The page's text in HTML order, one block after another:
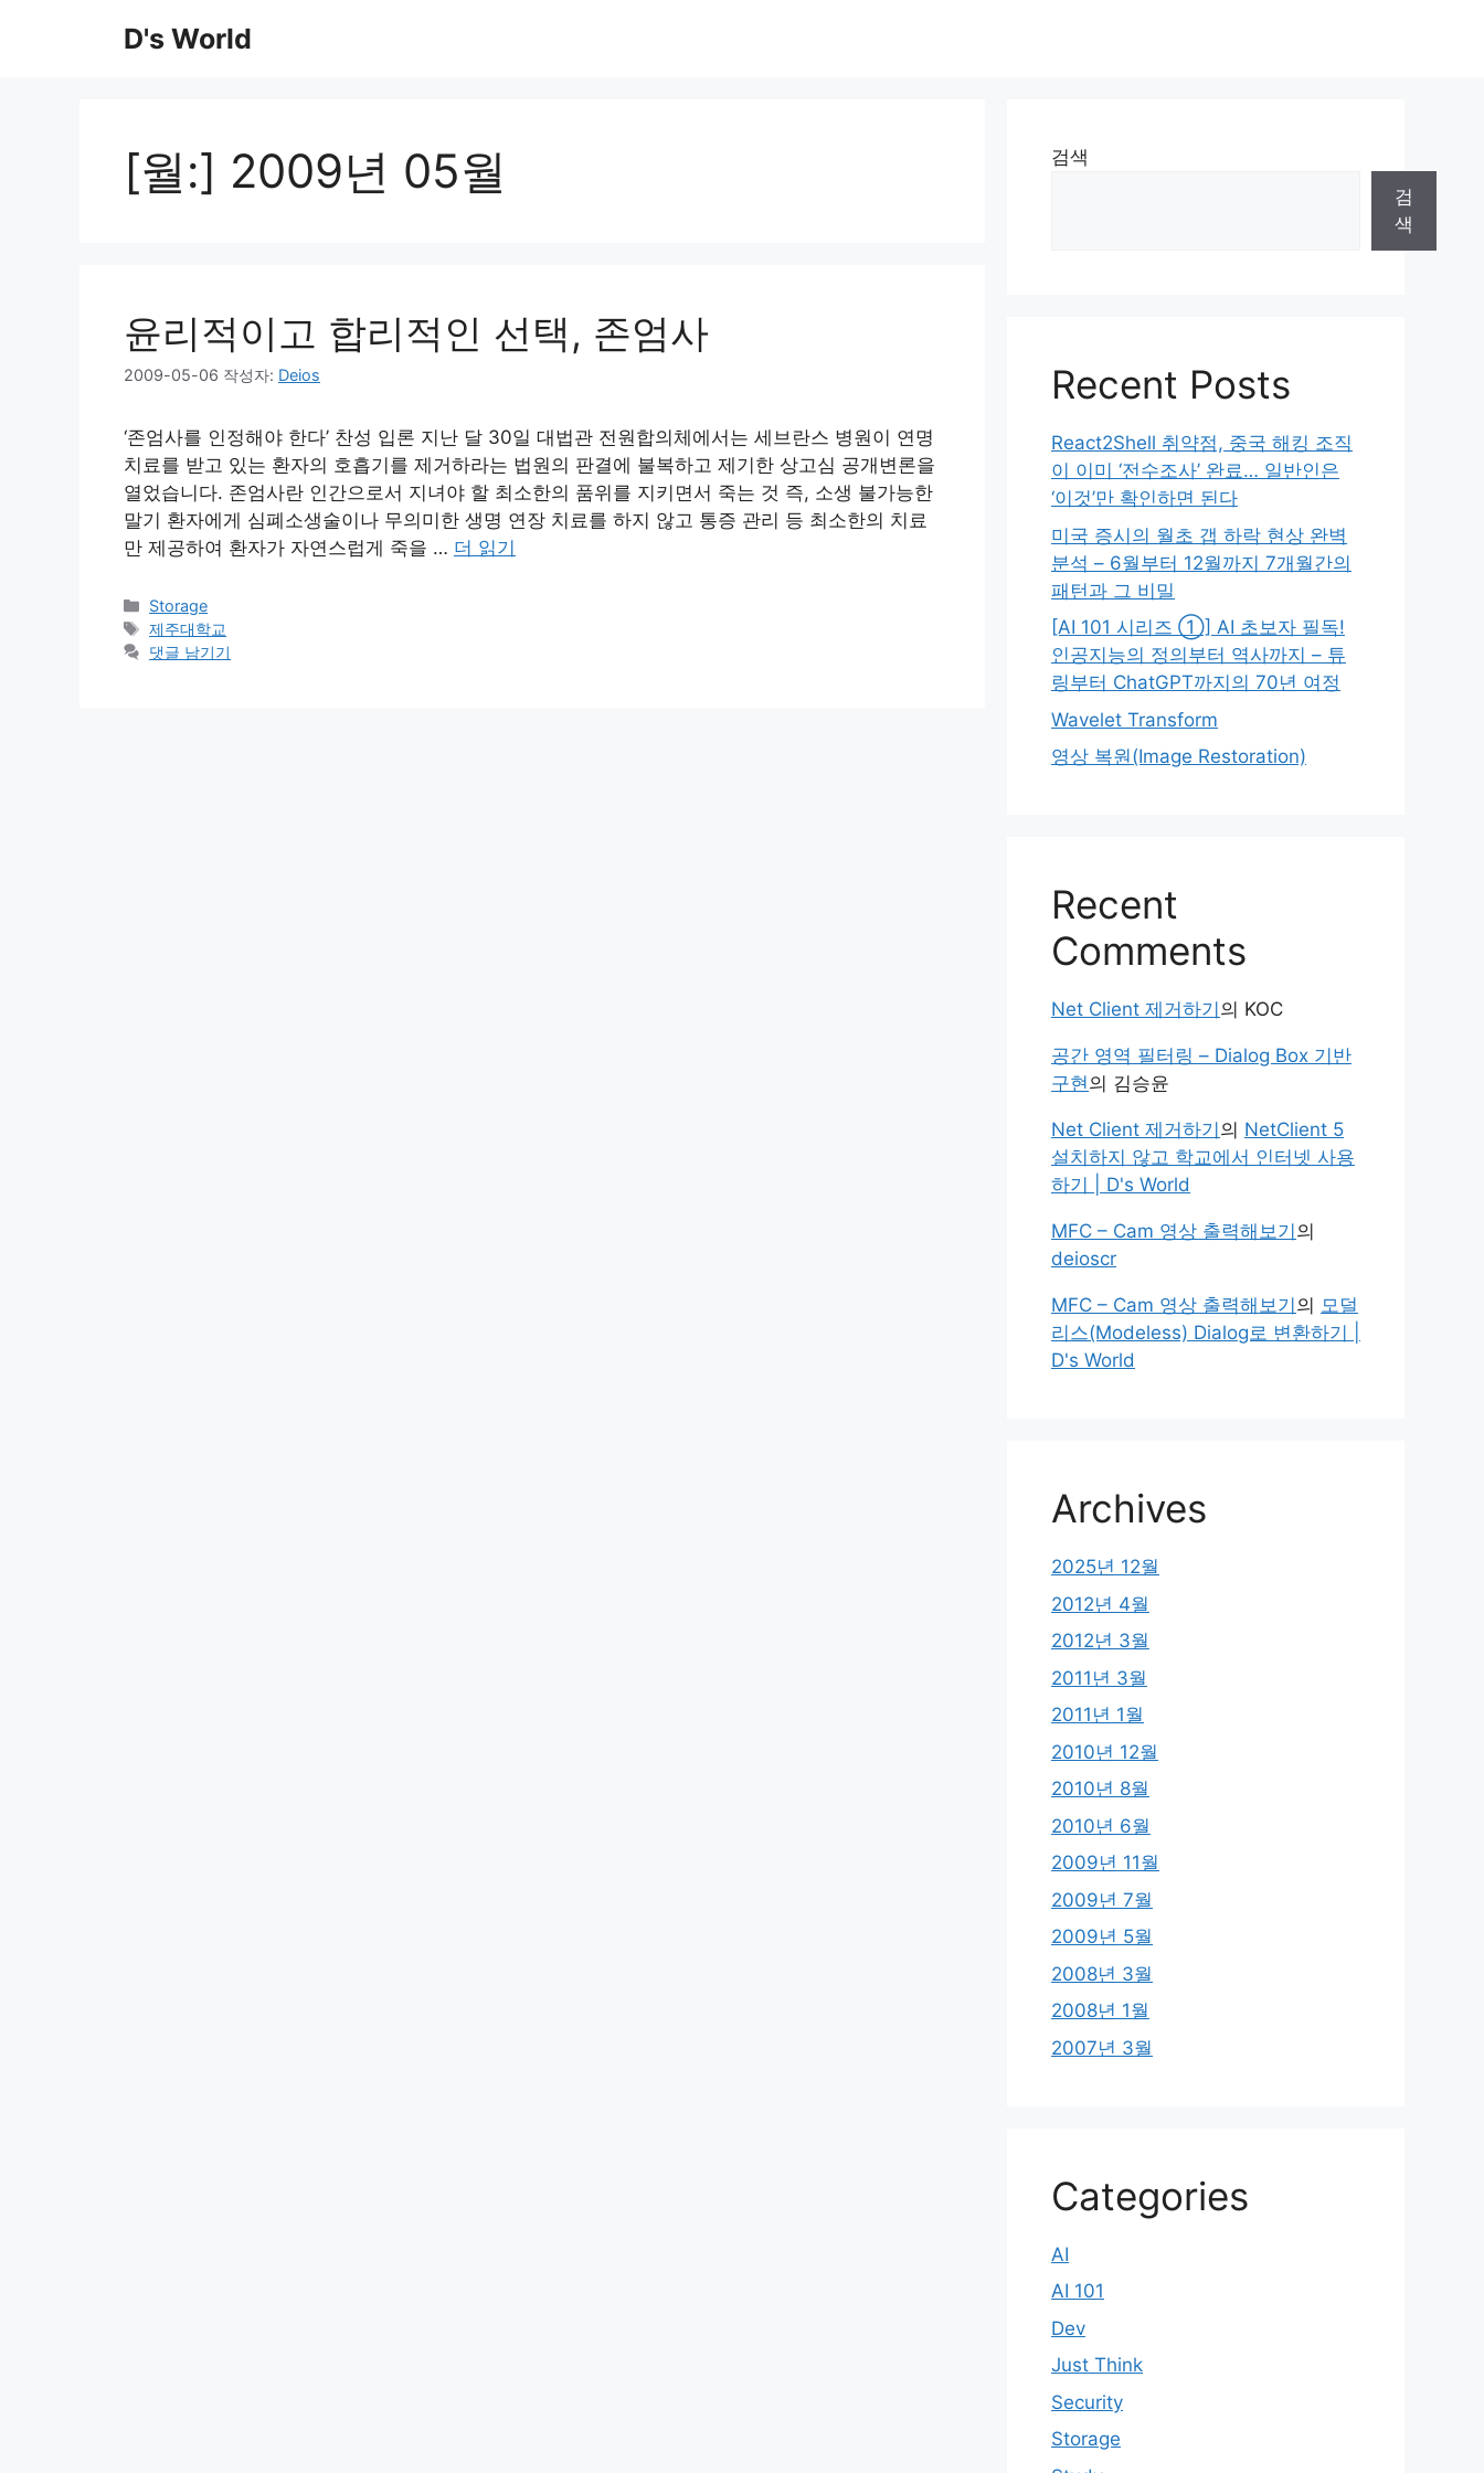
D's World
[월:] 2009년 05월
윤리적이고 합리적인 선택, 존엄사
2009-05-06 작성자: Deios
‘존엄사를 인정해야 한다’ 찬성 입론 지난 달 30일 대법관 전원합의체에서는 세브란스 병원이 연명
치료를 받고 있는 환자의 호흡기를 제거하라는 법원의 판결에 불복하고 제기한 상고심 공개변론을
열었습니다. 존엄사란 인간으로서 지녀야 할 최소한의 품위를 지키면서 죽는 것 즉, 소생 불가능한
말기 환자에게 심폐소생술이나 무의미한 생명 연장 치료를 하지 않고 통증 관리 등 최소한의 치료
만 제공하여 환자가 자연스럽게 죽을 … 더 읽기
카
테
고
Storage
태
그
제주대학교
댓글 남기기
검색
검
색
Recent Posts
React2Shell 취약점, 중국 해킹 조직
이 이미 ‘전수조사’ 완료… 일반인은
‘이것’만 확인하면 된다
미국 증시의 월초 갭 하락 현상 완벽
분석 – 6월부터 12월까지 7개월간의
패턴과 그 비밀
[AI 101 시리즈 ①] AI 초보자 필독!
인공지능의 정의부터 역사까지 – 튜
링부터 ChatGPT까지의 70년 여정
Wavelet Transform
영상 복원(Image Restoration)
Recent
Comments
Net Client 제거하기 의 KOC
공간 영역 필터링 – Dialog Box 기반
구현의 김승윤
Net Client 제거하기 의 NetClient 5
설치하지 않고 학교에서 인터넷 사용
하기 | D's World
MFC – Cam 영상 출력해보기 의
deioscr
MFC – Cam 영상 출력해보기 의 모덜
리스(Modeless) Dialog로 변환하기 |
D's World
Archives
2025년 12월
2012년 4월
2012년 3월
2011년 3월
2011년 1월
2010년 12월
2010년 8월
2010년 6월
2009년 11월
2009년 7월
2009년 5월
2008년 3월
2008년 1월
2007년 3월
Categories
AI
AI 101
Dev
Just Think
Security
Storage